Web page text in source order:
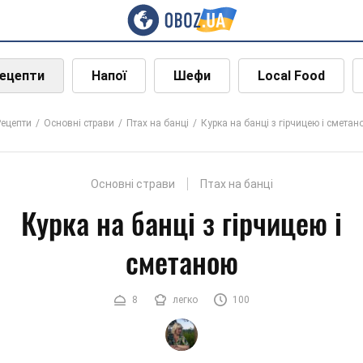
Напої Шефи Local Food
Основні страви Птах на банці Курка на банці з гірчицею і
Основні страви Птах на банці
Курка на банці з гірчицею і
сметаною
8 легко 100